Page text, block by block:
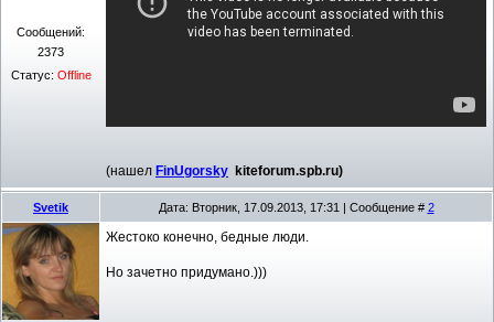
Сообщений:
2373
Статус: Offline
(нашел FinUgorsky kiteforum.spb.ru)
Svetik Дата: Вторник, 17.09.2013, 17:31 | Сообщение # 2
Жестоко конечно, бедные люди.
Но зачетно придумано.)))